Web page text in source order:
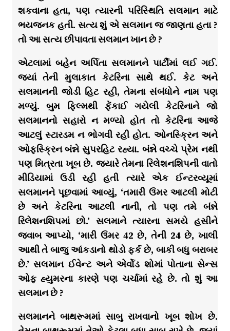
શકવાના હતા, પણ ત્યારની પરિસ્થિતિ સલમાન માટે
ભયજનક હતી. સત્ય શું એ સલમાન જ જાણતા હતા ?
તો આ સત્ય છીપાવતા સલમાન ખાન છે ?
એટલામાં બહેન અર્પિતા સલમાનને પાર્ટીમાં લઈ ગઈ.
જ્યાં તેની મુલાકાત કેટરિના સાથે થઈ. કેટ અને
સલમાનની જોડી હિટ રહી, તેમના સંબંધોને નામ પણ
મળ્યું. બુમ ફિલ્મથી ફેંકાઈ ગયેલી કેટરિનાને જો
સલમાનનો સહારો ન મળ્યો હોત તો કેટરિના આજે
આટલું સ્ટારડમ ન ભોગવી રહી હોત. ઓનસ્ક્રિન અને
ઓફસ્ક્રિન બંન્ને સુપરહિટ રહ્યા. બંન્ને વચ્ચે પ્રેમ નથી
પણ મિત્રતા ખૂબ છે. જ્યારે તેમના રિલેશનશિપની વાતો
મીડિયામાં ઉડી રહી હતી ત્યારે એક ઈન્ટરવ્યૂમાં
સલમાનને પૂછવામાં આવ્યું, ‘તમારી ઉંમર આટલી મોટી
છે અને કેટરિના આટલી નાની, તો પણ તમે બંન્ને
રિલેશનશિપમાં છો.’ સલમાને ત્યારના સમયે હસીને
જવાબ આપ્યો, ‘મારી ઉંમર 42 છે, તેની 24 છે, ખાલી
આથી તે બાજુ આંકડાનો થોડો ફર્ક છે, બાકી બધુ બરાબર
છે.’ સલમાન ઈવેન્ટ અને એર્વોડ શોમાં પોતાના સેન્સ
ઓફ હ્યુમરના કારણે પણ ચર્ચામાં રહે છે. તો શું આ
સલમાન છે ?
સલમાનને બાથરૂમમાં સાબુ રાખવાનો ખૂબ શોખ છે.